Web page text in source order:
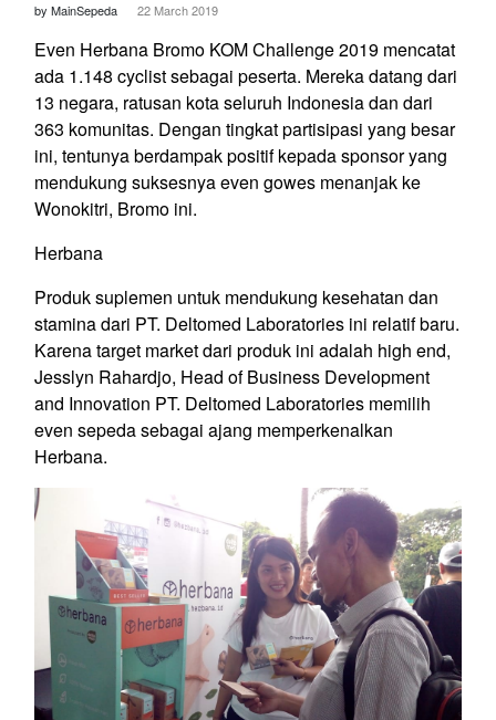
by MainSepeda 22 March 2019
Even Herbana Bromo KOM Challenge 2019 mencatat
ada 1.148 cyclist sebagai peserta. Mereka datang dari
13 negara, ratusan kota seluruh Indonesia dan dari
363 komunitas. Dengan tingkat partisipasi yang besar
ini, tentunya berdampak positif kepada sponsor yang
mendukung suksesnya even gowes menanjak ke
Wonokitri, Bromo ini.
Herbana
Produk suplemen untuk mendukung kesehatan dan
stamina dari PT. Deltomed Laboratories ini relatif baru.
Karena target market dari produk ini adalah high end,
Jesslyn Rahardjo, Head of Business Development
and Innovation PT. Deltomed Laboratories memilih
even sepeda sebagai ajang memperkenalkan
Herbana.